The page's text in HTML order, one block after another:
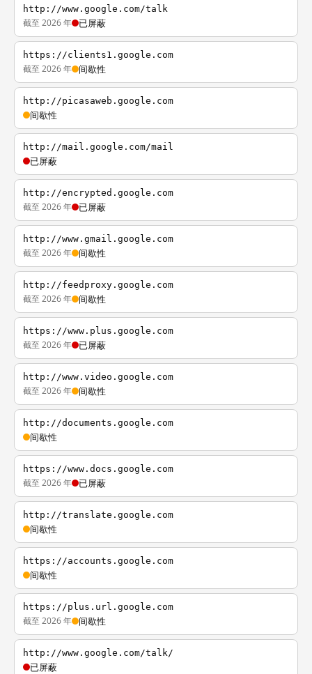
http://www.google.com/talk
截至 2026 年 已屏蔽
https://clients1.google.com
截至 2026 年 间歇性
http://picasaweb.google.com
间歇性
http://mail.google.com/mail
已屏蔽
http://encrypted.google.com
截至 2026 年 已屏蔽
http://www.gmail.google.com
截至 2026 年 间歇性
http://feedproxy.google.com
截至 2026 年 间歇性
https://www.plus.google.com
截至 2026 年 已屏蔽
http://www.video.google.com
截至 2026 年 间歇性
http://documents.google.com
间歇性
https://www.docs.google.com
截至 2026 年 已屏蔽
http://translate.google.com
间歇性
https://accounts.google.com
间歇性
https://plus.url.google.com
截至 2026 年 间歇性
http://www.google.com/talk/
已屏蔽